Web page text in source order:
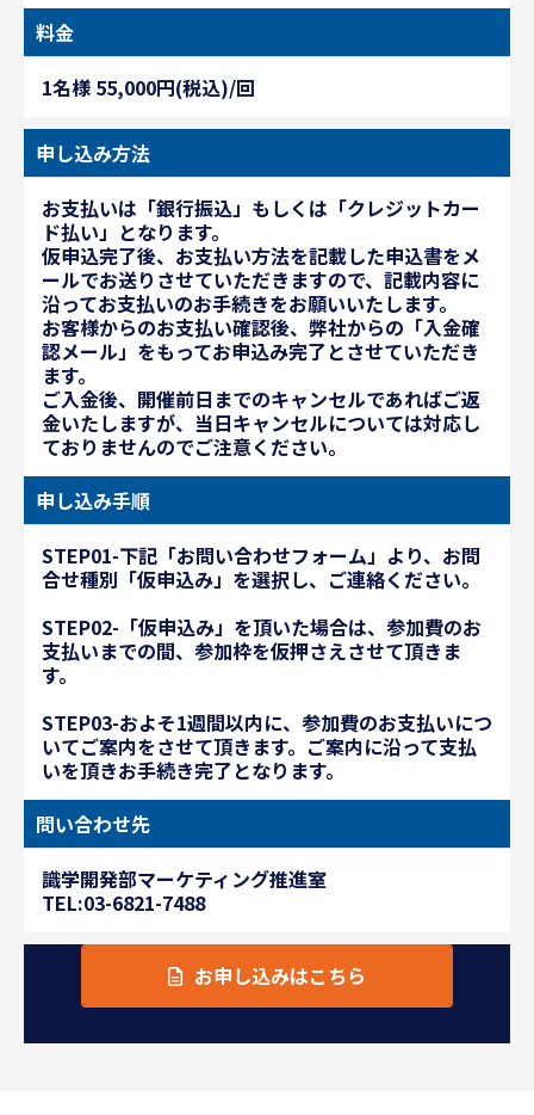
料金
1名様 55,000円(税込)/回
申し込み方法
お支払いは「銀行振込」もしくは「クレジットカー
ド払い」となります。
仮申込完了後、お支払い方法を記載した申込書をメ
ールでお送りさせていただきますので、記載内容に
沿ってお支払いのお手続きをお願いいたします。
お客様からのお支払い確認後、弊社からの「入金確
認メール」をもってお申込み完了とさせていただき
ます。
ご入金後、開催前日までのキャンセルであればご返
金いたしますが、当日キャンセルについては対応し
ておりませんのでご注意ください。
申し込み手順
STEP01-下記「お問い合わせフォーム」より、お問
合せ種別「仮申込み」を選択し、ご連絡ください。
STEP02-「仮申込み」を頂いた場合は、参加費のお
支払いまでの間、参加枠を仮押さえさせて頂きま
す。
STEP03-およそ1週間以内に、参加費のお支払いにつ
いてご案内をさせて頂きます。ご案内に沿って支払
いを頂きお手続き完了となります。
問い合わせ先
識学開発部マーケティング推進室
TEL:03-6821-7488
お申し込みはこちら